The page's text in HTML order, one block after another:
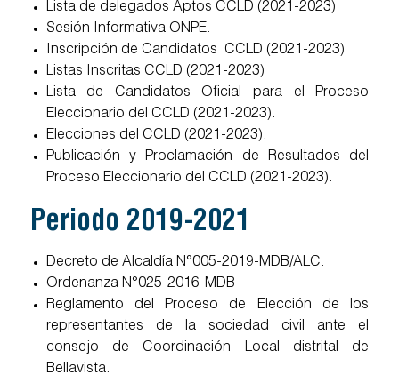
Lista de delegados Aptos CCLD (2021-2023)
Sesión Informativa ONPE.
Inscripción de Candidatos CCLD (2021-2023)
Listas Inscritas CCLD (2021-2023)
Lista de Candidatos Oficial para el Proceso
Eleccionario del CCLD (2021-2023).
Elecciones del CCLD (2021-2023).
Publicación y Proclamación de Resultados del
Proceso Eleccionario del CCLD (2021-2023).
Periodo 2019-2021
Decreto de Alcaldía N°005-2019-MDB/ALC.
Ordenanza N°025-2016-MDB
Reglamento del Proceso de Elección de los
representantes de la sociedad civil ante el
consejo de Coordinación Local distrital de
Bellavista.